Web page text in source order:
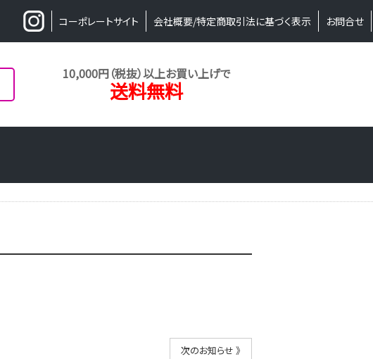
コーポレートサイト 会社概要/特定商取引法に基づく表示 お問合せ
10,000円（税抜）以上お買い上げで
送料無料
次のお知らせ 》